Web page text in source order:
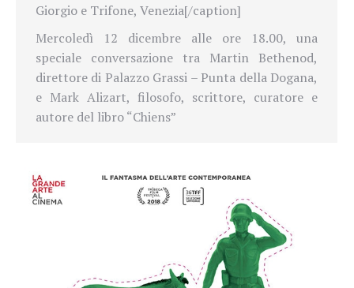
Giorgio e Trifone, Venezia[/caption]
Mercoledì 12 dicembre alle ore 18.00, una
speciale conversazione tra Martin Bethenod,
direttore di Palazzo Grassi – Punta della Dogana,
e Mark Alizart, filosofo, scrittore, curatore e
autore del libro “Chiens”